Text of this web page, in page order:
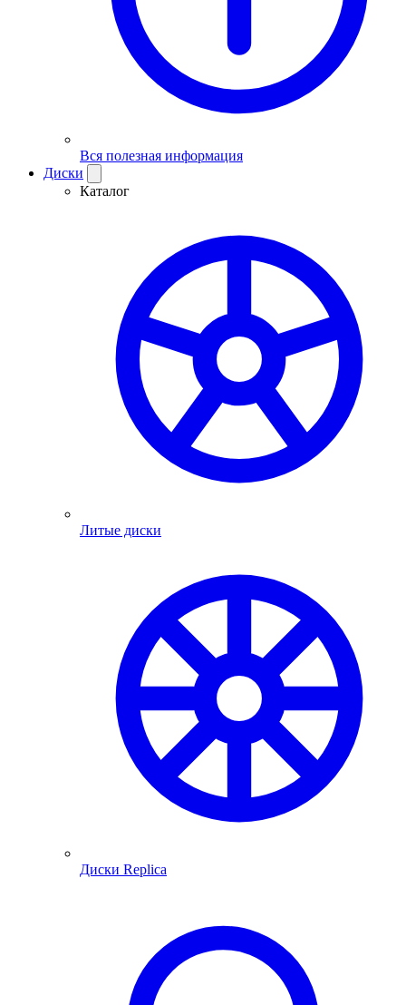
Вся полезная информация
Диски
Каталог
Литые диски
Диски Replica